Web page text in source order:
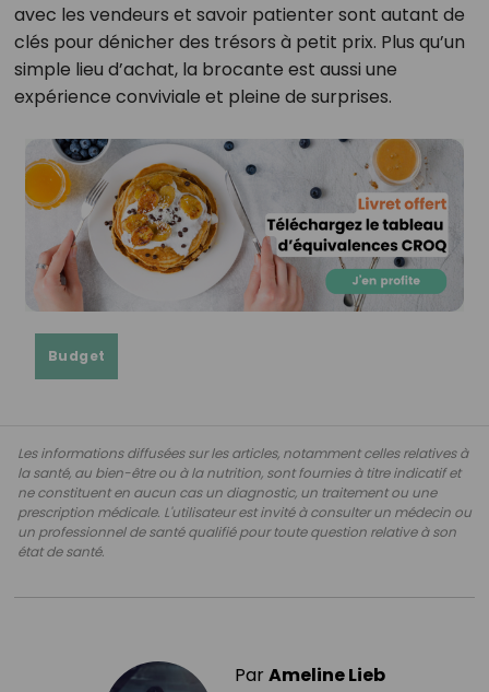
avec les vendeurs et savoir patienter sont autant de
clés pour dénicher des trésors à petit prix. Plus qu’un
simple lieu d’achat, la brocante est aussi une
expérience conviviale et pleine de surprises.
Budget
Les informations diffusées sur les articles, notamment celles relatives à
la santé, au bien-être ou à la nutrition, sont fournies à titre indicatif et
ne constituent en aucun cas un diagnostic, un traitement ou une
prescription médicale. L'utilisateur est invité à consulter un médecin ou
un professionnel de santé qualifié pour toute question relative à son
état de santé.
ParAmeline Lieb